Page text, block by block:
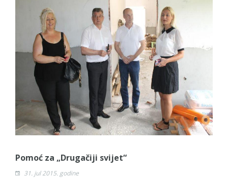
Pomoć za „Drugačiji svijet“
31. jul 2015. godine